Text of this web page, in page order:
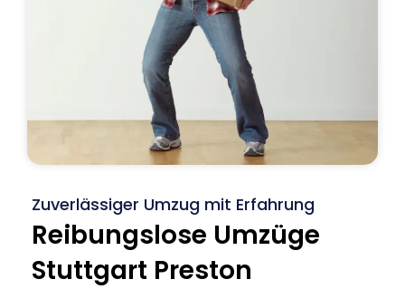
Zuverlässiger Umzug mit Erfahrung
Reibungslose Umzüge
Stuttgart Preston